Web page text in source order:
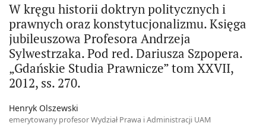
W kręgu historii doktryn politycznych i
prawnych oraz konstytucjonalizmu. Księga
jubileuszowa Profesora Andrzeja
Sylwestrzaka. Pod red. Dariusza Szpopera.
„Gdańskie Studia Prawnicze” tom XXVII,
2012, ss. 270.
Henryk Olszewski
emerytowany profesor Wydział Prawa i Administracji UAM